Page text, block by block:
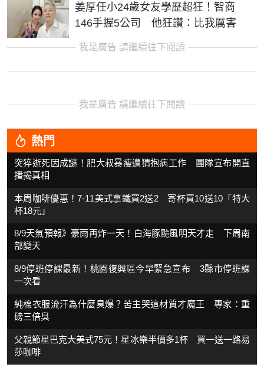
姜厚任小24歲女友學歷超狂！智商
146手握5公司 他狂讚：比我厲害
我是廣告 請繼續往下閱讀
我是廣告 請繼續往下閱讀
熱門
突猝逝死因成謎！肥大叔暴瘦遭猜抱病工作 團隊宣布開直
播揭真相
本周咖啡優惠！7-11美式拿鐵買2送2 寄杯買10送10「特大
杯18元」
8/9天氣預報》豪雨再炸一天！白海豚颱風明天才走 下周南
部變天
8/9停班停課最新！桃園復興區今早緊急宣布 3縣市停班課
一次看
純棉衣服流汗為什麼臭爆？苦主哭這材質才魔王 專家：重
磅三倍臭
父親節星巴克大美式75元！星冰樂半價多1杯 買一送一路易
莎咖啡